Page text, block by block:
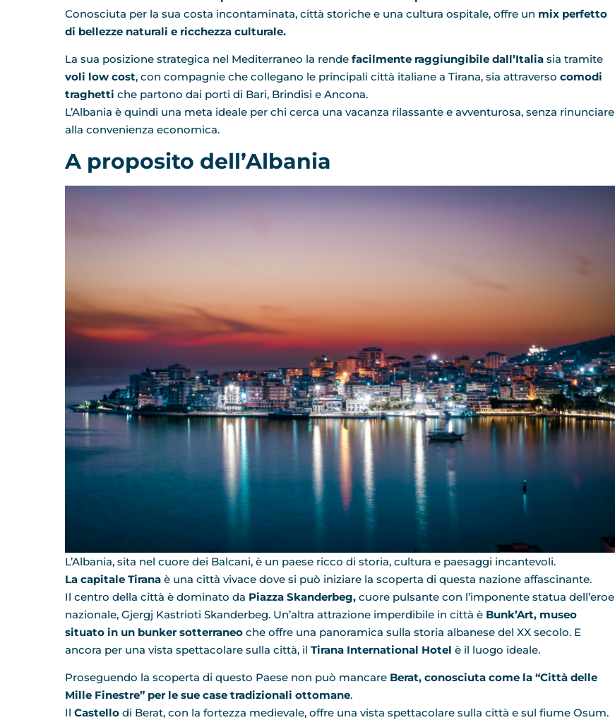
Conosciuta per la sua costa incontaminata, città storiche e una cultura ospitale, offre un mix perfetto
di bellezze naturali e ricchezza culturale.
La sua posizione strategica nel Mediterraneo la rende facilmente raggiungibile dall’Italia sia tramite
voli low cost, con compagnie che collegano le principali città italiane a Tirana, sia attraverso comodi
traghetti che partono dai porti di Bari, Brindisi e Ancona.
L’Albania è quindi una meta ideale per chi cerca una vacanza rilassante e avventurosa, senza rinunciare
alla convenienza economica.
A proposito dell’Albania
L’Albania, sita nel cuore dei Balcani, è un paese ricco di storia, cultura e paesaggi incantevoli.
La capitale Tirana è una città vivace dove si può iniziare la scoperta di questa nazione affascinante.
Il centro della città è dominato da Piazza Skanderbeg, cuore pulsante con l’imponente statua dell’eroe
nazionale, Gjergj Kastrioti Skanderbeg. Un’altra attrazione imperdibile in città è Bunk’Art, museo
situato in un bunker sotterraneo che offre una panoramica sulla storia albanese del XX secolo. E
ancora per una vista spettacolare sulla città, il Tirana International Hotel è il luogo ideale.
Proseguendo la scoperta di questo Paese non può mancare Berat, conosciuta come la “Città delle
Mille Finestre” per le sue case tradizionali ottomane.
Il Castello di Berat, con la fortezza medievale, offre una vista spettacolare sulla città e sul fiume Osum.